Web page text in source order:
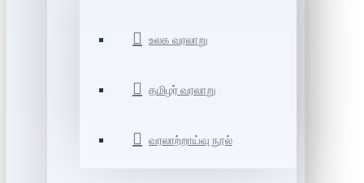
உலக வரலாறு
தமிழர் வரலாறு
வரலாற்றாய்வு நூல்